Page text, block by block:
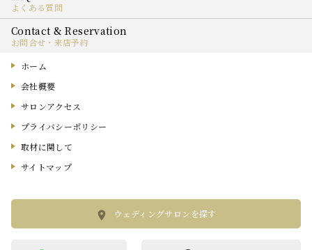
よくある質問
お問合せ・来店予約
ホーム
会社概要
サロンアクセス
プライバシーポリシー
取材に関して
サイトマップ
ウェディングサロンを探す